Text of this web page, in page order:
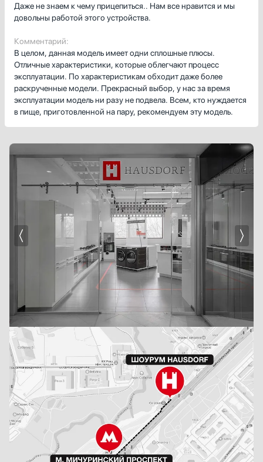
Стаканомоечные машины
Телевизоры
Тостеры
Увлажнители воздуха
Утюги
Фены
Холодильное оборудование
Хьюмидоры
Чайники
Даже не знаем к чему прицепиться.. Нам все нравится и мы
довольны работой этого устройства.
Комментарий:
В целом, данная модель имеет одни сплошные плюсы.
Отличные характеристики, которые облегчают процесс
эксплуатации. По характеристикам обходит даже более
раскрученные модели. Прекрасный выбор, у нас за время
эксплуатации модель ни разу не подвела. Всем, кто нуждается
в пище, приготовленной на пару, рекомендуем эту модель.